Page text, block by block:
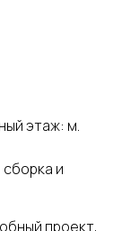
этаж: м.
и
проект,